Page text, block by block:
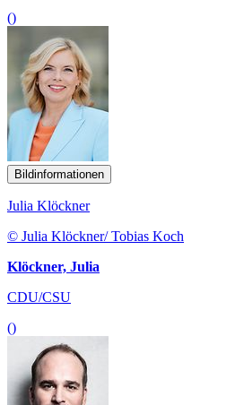
()
Bildinformationen
Julia Klöckner
© Julia Klöckner/ Tobias Koch
Klöckner, Julia
CDU/CSU
()